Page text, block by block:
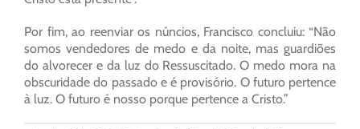
Por fim, ao reenviar os núncios, Francisco concluiu: “Não
somos vendedores de medo e da noite, mas guardiões
do alvorecer e da luz do Ressuscitado. O medo mora na
obscuridade do passado e é provisório. O futuro pertence
à luz. O futuro é nosso porque pertence a Cristo.”